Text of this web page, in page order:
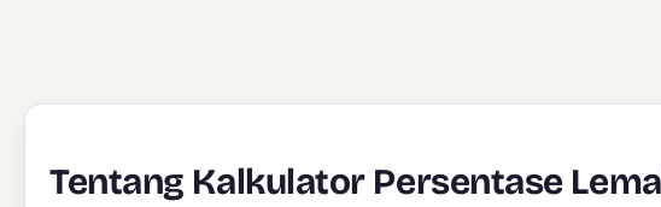
Tentang Kalkulator Persentase